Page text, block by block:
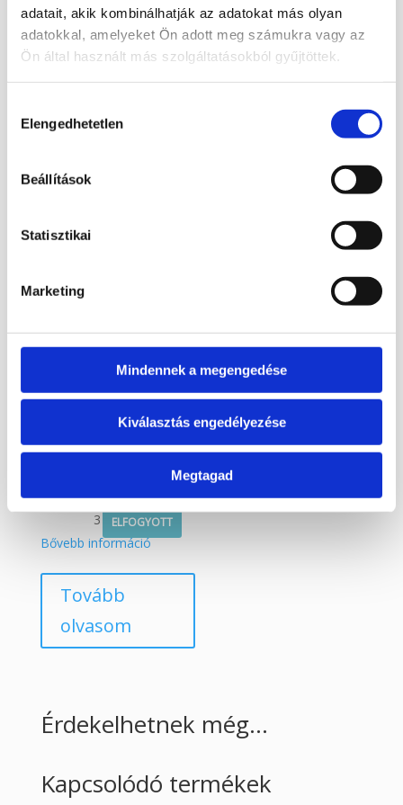
adatait, akik kombinálhatják az adatokat más olyan
adatokkal, amelyeket Ön adott meg számukra vagy az
Ön által használt más szolgáltatásokból gyűjtöttek.
kiválasztása
Elengedhetetlen
Beállítások
Statisztikai
Marketing
Mindennek a megengedése
Kiválasztás engedélyezése
Megtagad
egykulturális érték és dizájntárgy, amely
harmóniát és természetközeli érzést visz a
mindennapokba.
Kapcsolódó termékek
Érdekelhetnek még…
Bővebb információ
teszem
ELFOGYOTT
olvasom
ELFOGYOTT
Fa golyótartó
3 990Ft
Bővebb információ
Tovább
olvasom
Érdekelhetnek még…
Kapcsolódó termékek